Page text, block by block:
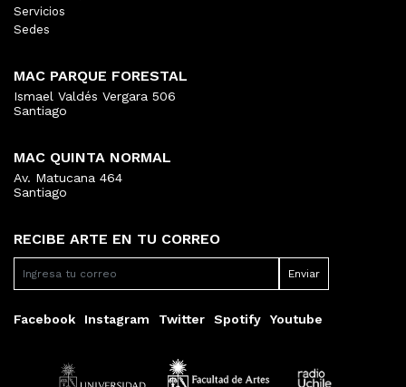
RECIBE ARTE EN TU CORREO
Facebook Instagram Twitter Spotify Youtube
Servicios
Sedes
MAC PARQUE FORESTAL
Ismael Valdés Vergara 506
Santiago
MAC QUINTA NORMAL
Av. Matucana 464
Santiago